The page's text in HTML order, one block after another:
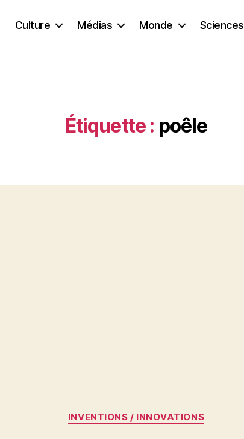
Culture Médias Monde Sciences
Étiquette : poêle
Catégories
INVENTIONS / INNOVATIONS